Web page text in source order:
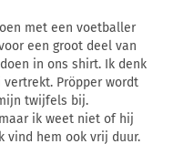
met een voetballer
een groot deel van
in ons shirt. Ik denk
Pröpper wordt
twijfels bij.
ik weet niet of hij
vind hem ook vrij duur.